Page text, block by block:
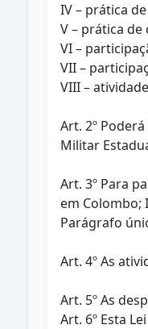
IV – prática
V – prática
VI –
VII –
VIII –
Art. 2º
Militar
Art. 3º Para
em Colombo;
Parágrafo
Art. 4º As
Art. 5º As
Art. 6º Esta